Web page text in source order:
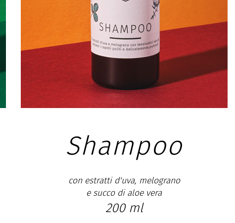
Shampoo
con estratti d'uva, melograno
e succo di aloe vera
200 ml